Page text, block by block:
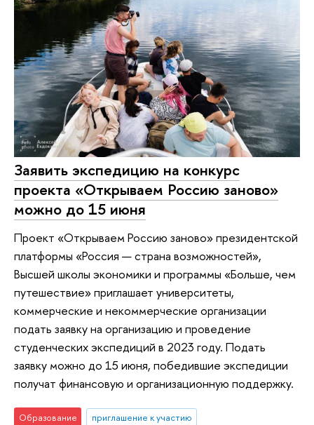
Заявить экспедицию на конкурс
проекта «Открываем Россию заново»
можно до 15 июня
Проект «Открываем Россию заново» президентской
платформы «Россия — страна возможностей»,
Высшей школы экономики и программы «Больше, чем
путешествие» приглашает университеты,
коммерческие и некоммерческие организации
подать заявку на организацию и проведение
студенческих экспедиций в 2023 году. Подать
заявку можно до 15 июня, победившие экспедиции
получат финансовую и организационную поддержку.
Образование
приглашение к участию